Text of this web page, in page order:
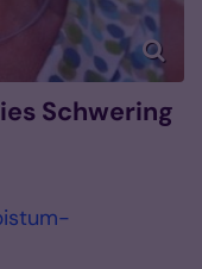
Schwering